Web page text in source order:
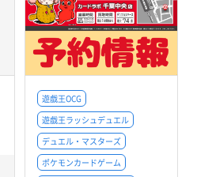
遊戯王OCG
遊戯王ラッシュデュエル
デュエル・マスターズ
ポケモンカードゲーム